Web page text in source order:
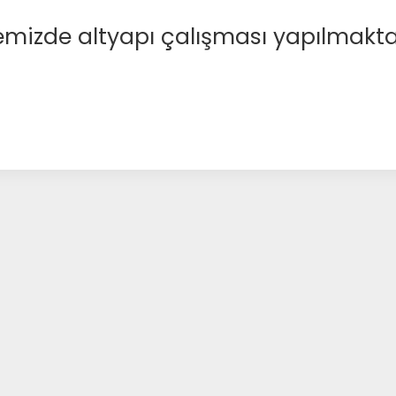
altyapı çalışması